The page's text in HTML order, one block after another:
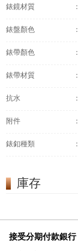
錶鏡材質 ：
錶盤顏色 ：
錶帶顏色 ：
錶帶材質 ：
抗水 ：
附件 ：
錶釦種類 ：
庫存
接受分期付款銀行